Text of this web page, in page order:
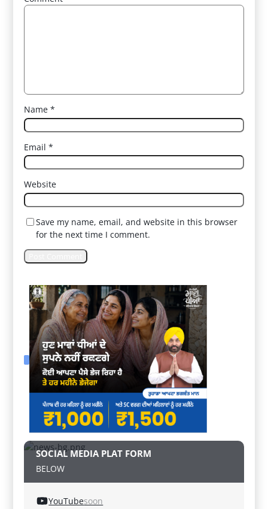
Name*
Email*
Website
Save my name, email, and website in this browser
for the next time I comment.
SOCIAL MEDIA PLAT FORM
BELOW
YouTubesoon